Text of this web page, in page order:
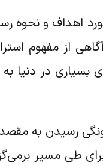
و نحوه
از مفهوم
در دنیا
رسیدن به
طی مسیر